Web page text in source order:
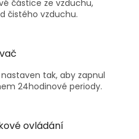
částice ze vzduchu,
čistého vzduchu.
tak, aby zapnul
24hodinové periody.
ovládání